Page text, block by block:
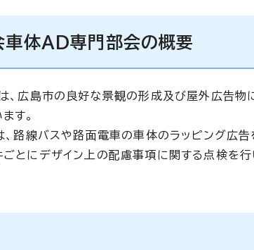
体AD専門部会の概要
は、広島市の良好な景観の形成及び屋外広告
す。
、路線バスや路面電車の車体のラッピング広
ごとにデザイン上の配慮事項に関する点検を